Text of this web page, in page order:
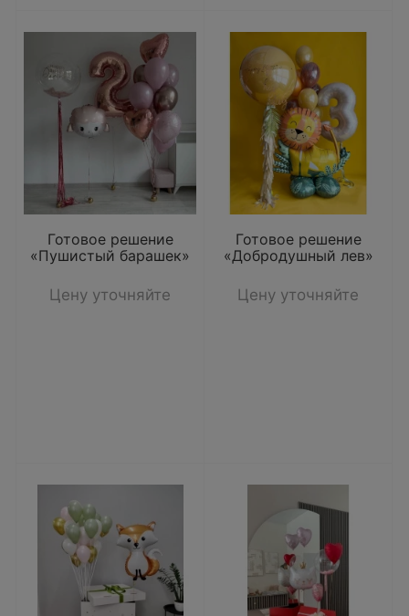
Готовое решение
«Пушистый барашек»
Цену уточняйте
Готовое решение
«Добродушный лев»
Цену уточняйте